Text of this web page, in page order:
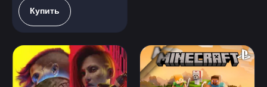
Купить